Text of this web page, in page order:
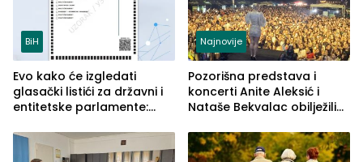
BiH
Evo kako će izgledati
glasački listići za državni i
entitetske parlamente:
vidljive na njima
Najnovije
Pozorišna predstava i
koncerti Anite Aleksić i
Nataše Bekvalac obilježili
ljeta (FOTO)